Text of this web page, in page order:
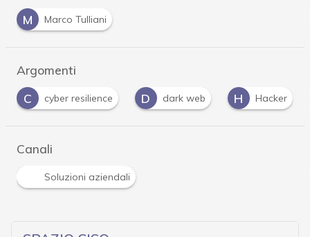
M
Marco Tulliani
Argomenti
D dark web H Hacker I
Canali
Soluzioni aziendali